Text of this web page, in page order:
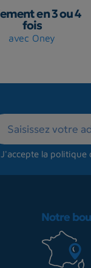
en 3 ou 4
fois
avec Oney
J'accepte la politique
Notre